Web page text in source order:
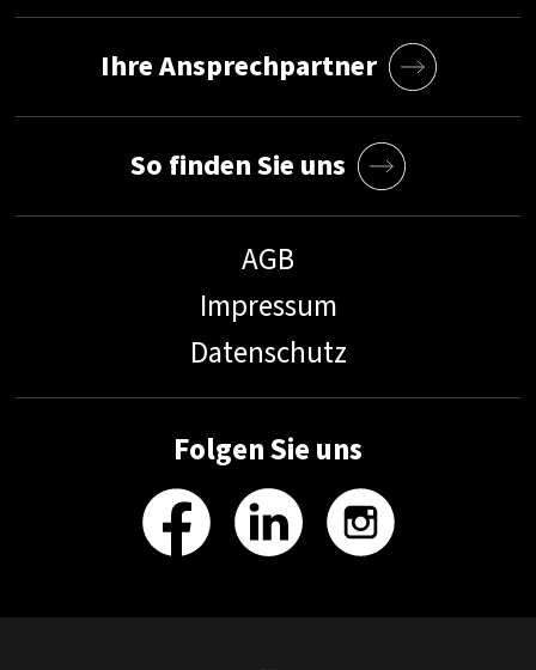
AGB
Impressum
Datenschutz
Folgen Sie uns
Ihre Ansprechpartner
So finden Sie uns